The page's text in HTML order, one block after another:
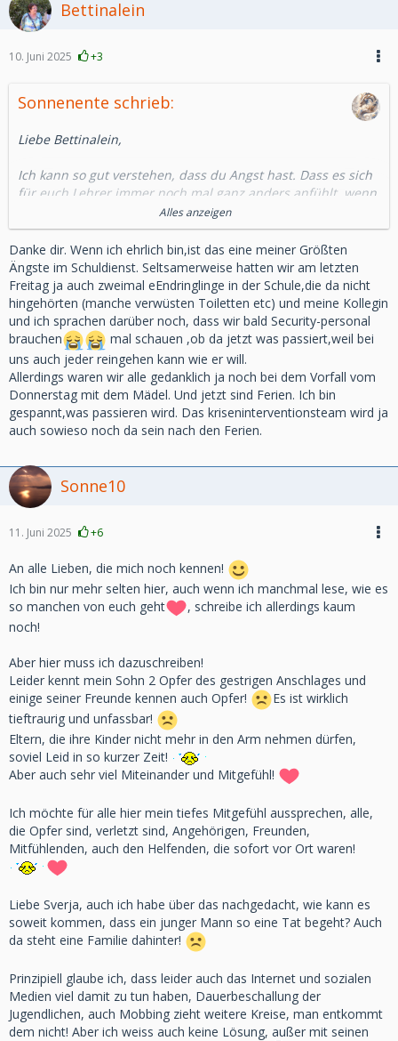
Bettinalein
10. Juni 2025 +3
Sonnenente schrieb:
Liebe Bettinalein,
Ich kann so gut verstehen, dass du Angst hast. Dass es sich
für euch Lehrer immer noch mal ganz anders anfühlt, wenn
wieder einmal etwas Derartiges geschieht.
Gleichzeitig die Verantwortung, die eigenen Angst zu
bekämpfen und dafür den Kindern die Angst zu nehmen.
Denn ich vermute, ihr werdet dazu angehalten, mit euren
Schülern darüber zu reden und Ansprechpartner für sie zu
sein.
Ich finde es großartig, dass du dich damit beschäftigst,
verstehen zu wollen und deshalb wohl auch selbst ein
wenig genauer hinschaust.
Alles anzeigen
Danke dir. Wenn ich ehrlich bin,ist das eine meiner Größten
Ängste im Schuldienst. Seltsamerweise hatten wir am letzten
Freitag ja auch zweimal eEndringlinge in der Schule,die da nicht
hingehörten (manche verwüsten Toiletten etc) und meine Kollegin
und ich sprachen darüber noch, dass wir bald Security-personal
brauchen
mal schauen ,ob da jetzt was passiert,weil bei
uns auch jeder reingehen kann wie er will.
Allerdings waren wir alle gedanklich ja noch bei dem Vorfall vom
Donnerstag mit dem Mädel. Und jetzt sind Ferien. Ich bin
gespannt,was passieren wird. Das kriseninterventionsteam wird ja
auch sowieso noch da sein nach den Ferien.
Sonne10
11. Juni 2025 +6
An alle Lieben, die mich noch kennen!
Ich bin nur mehr selten hier, auch wenn ich manchmal lese, wie es
so manchen von euch geht
, schreibe ich allerdings kaum
noch!
Aber hier muss ich dazuschreiben!
Leider kennt mein Sohn 2 Opfer des gestrigen Anschlages und
einige seiner Freunde kennen auch Opfer!
Es ist wirklich
tieftraurig und unfassbar!
Eltern, die ihre Kinder nicht mehr in den Arm nehmen dürfen,
soviel Leid in so kurzer Zeit!
Aber auch sehr viel Miteinander und Mitgefühl!
Ich möchte für alle hier mein tiefes Mitgefühl aussprechen, alle,
die Opfer sind, verletzt sind, Angehörigen, Freunden,
Mitfühlenden, auch den Helfenden, die sofort vor Ort waren!
Liebe Sverja, auch ich habe über das nachgedacht, wie kann es
soweit kommen, dass ein junger Mann so eine Tat begeht? Auch
da steht eine Familie dahinter!
Prinzipiell glaube ich, dass leider auch das Internet und sozialen
Medien viel damit zu tun haben, Dauerbeschallung der
Jugendlichen, auch Mobbing zieht weitere Kreise, man entkommt
dem nicht! Aber ich weiss auch keine Lösung, außer mit seinen